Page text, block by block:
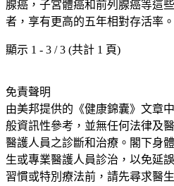
腺癌，子宮體癌和前列腺癌等這
者，享有更高的五年相對存活率
顯示 1 - 3 / 3 (共計 1 頁)
免責聲明
由美邦提供的《健康錦囊》文章
般資訊性參考，並無任何法律及
醫護人員之診斷和治療。閣下身
生或專業醫護人員診治，以免延
習慣或特別療法前，請先尋求醫